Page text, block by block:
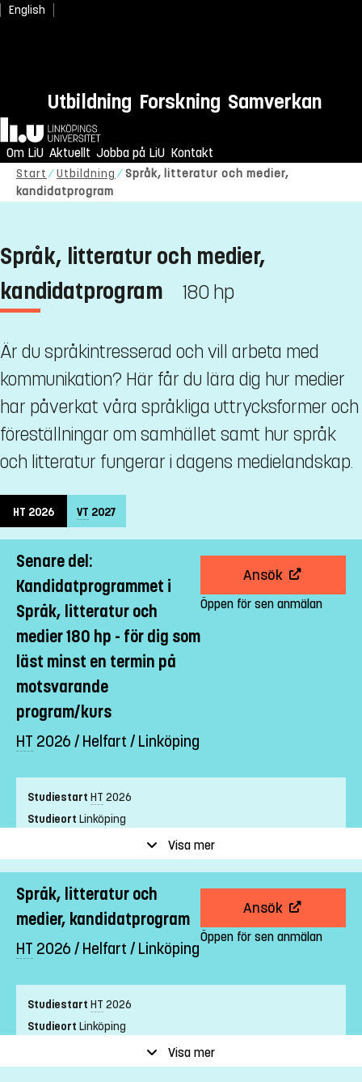
English
Utbildning Forskning Samverkan
Hem
Om LiU Aktuellt Jobba på LiU Kontakt
Start Utbildning
Språk, litteratur och medier,
kandidatprogram
Språk, litteratur och medier,
kandidatprogram
180 hp
Är du språkintresserad och vill arbeta med
kommunikation? Här får du lära dig hur medier
har påverkat våra språkliga uttrycksformer och
föreställningar om samhället samt hur språk
och litteratur fungerar i dagens medielandskap.
HT 2026 VT 2027
Senare del:
Kandidatprogrammet i
Språk, litteratur och
medier 180 hp - för dig som
läst minst en termin på
motsvarande
program/kurs
HT 2026 / Helfart / Linköping
Ansök
Öppen för sen anmälan
Studiestart HT 2026
Studieort Linköping
NivåGrundnivå
Undervisningsform
Campusförlagd
Undervisningsspråk
AnmälningskodLIU-60432
Förkunskapskrav
Grundläggande behörighet på grundnivå samt Engelska 6.
Alternativt
Grundläggande behörighet på grundnivå samt Engelska nivå 2.
Visa mer
Språk, litteratur och
medier, kandidatprogram
HT 2026 / Helfart / Linköping
Ansök
Öppen för sen anmälan
Studiestart HT 2026
Studieort Linköping
NivåGrundnivå
Visa mer